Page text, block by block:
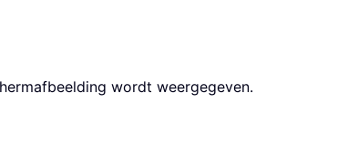
wordt weergegeven.